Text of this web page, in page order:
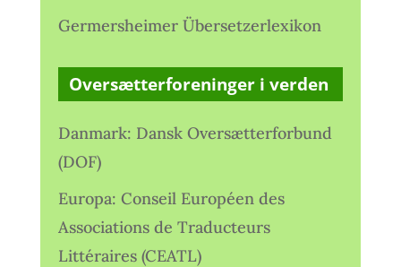
Germersheimer Übersetzerlexikon
Oversætterforeninger i verden
Danmark: Dansk Oversætterforbund
(DOF)
Europa: Conseil Européen des
Associations de Traducteurs
Littéraires (CEATL)